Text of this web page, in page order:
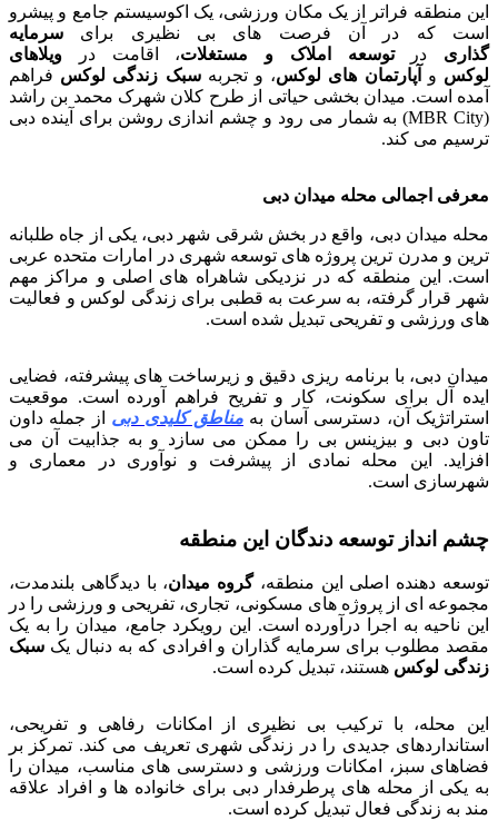
این منطقه فراتر از یک مکان ورزشی، یک اکوسیستم جامع و پیشرو
است که در آن فرصت های بی نظیری برای سرمایه
گذاری درتوسعه املاک و مستغلات، اقامت در ویلاهای
لوکس و آپارتمان های لوکس، و تجربهسبک زندگی لوکس فراهم
آمده است. میدان بخشی حیاتی از طرح کلان شهرک محمد بن راشد
(MBR City) به شمار می رود و چشم اندازی روشن برای آینده دبی
ترسیم می کند.
معرفی اجمالی محله میدان دبی
محله میدان دبی، واقع در بخش شرقی شهر دبی، یکی از جاه طلبانه
ترین و مدرن ترین پروژه های توسعه شهری در امارات متحده عربی
است. این منطقه که در نزدیکی شاهراه های اصلی و مراکز مهم
شهر قرار گرفته، به سرعت به قطبی برای زندگی لوکس و فعالیت
های ورزشی و تفریحی تبدیل شده است.
میدان دبی، با برنامه ریزی دقیق و زیرساخت های پیشرفته، فضایی
ایده آل برای سکونت، کار و تفریح فراهم آورده است. موقعیت
استراتژیک آن، دسترسی آسان به مناطق کلیدی دبی از جمله داون
تاون دبی و بیزینس بی را ممکن می سازد و به جذابیت آن می
افزاید. این محله نمادی از پیشرفت و نوآوری در معماری و
شهرسازی است.
چشم انداز توسعه دندگان این منطقه
توسعه دهنده اصلی این منطقه،گروه میدان، با دیدگاهی بلندمدت،
مجموعه ای از پروژه های مسکونی، تجاری، تفریحی و ورزشی را در
این ناحیه به اجرا درآورده است. این رویکرد جامع، میدان را به یک
مقصد مطلوب برای سرمایه گذاران و افرادی که به دنبال یک سبک
زندگی لوکس هستند، تبدیل کرده است.
این محله، با ترکیب بی نظیری از امکانات رفاهی و تفریحی،
استانداردهای جدیدی را در زندگی شهری تعریف می کند. تمرکز بر
فضاهای سبز، امکانات ورزشی و دسترسی های مناسب، میدان را
به یکی از محله های پرطرفدار دبی برای خانواده ها و افراد علاقه
مند به زندگی فعال تبدیل کرده است.